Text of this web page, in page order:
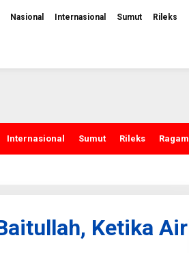
Nasional Internasional Sumut Rileks
Internasional Sumut Rileks Ragam
Ketika Air